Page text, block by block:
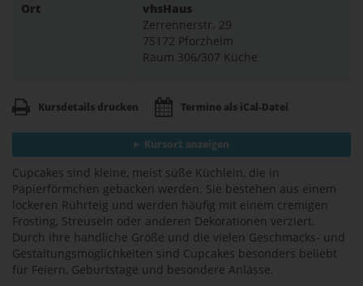
Ort
vhsHaus
Zerrennerstr. 29
75172 Pforzheim
Raum 306/307 Küche
Kursdetails drucken Termine als iCal-Datei
Kursort anzeigen
Cupcakes sind kleine, meist süße Küchlein, die in
Papierförmchen gebacken werden. Sie bestehen aus einem
lockeren Rührteig und werden häufig mit einem cremigen
Frosting, Streuseln oder anderen Dekorationen verziert.
Durch ihre handliche Größe und die vielen Geschmacks- und
Gestaltungsmöglichkeiten sind Cupcakes besonders beliebt
für Feiern, Geburtstage und besondere Anlässe.